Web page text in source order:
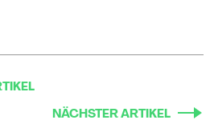
NÄCHSTER ARTIKEL